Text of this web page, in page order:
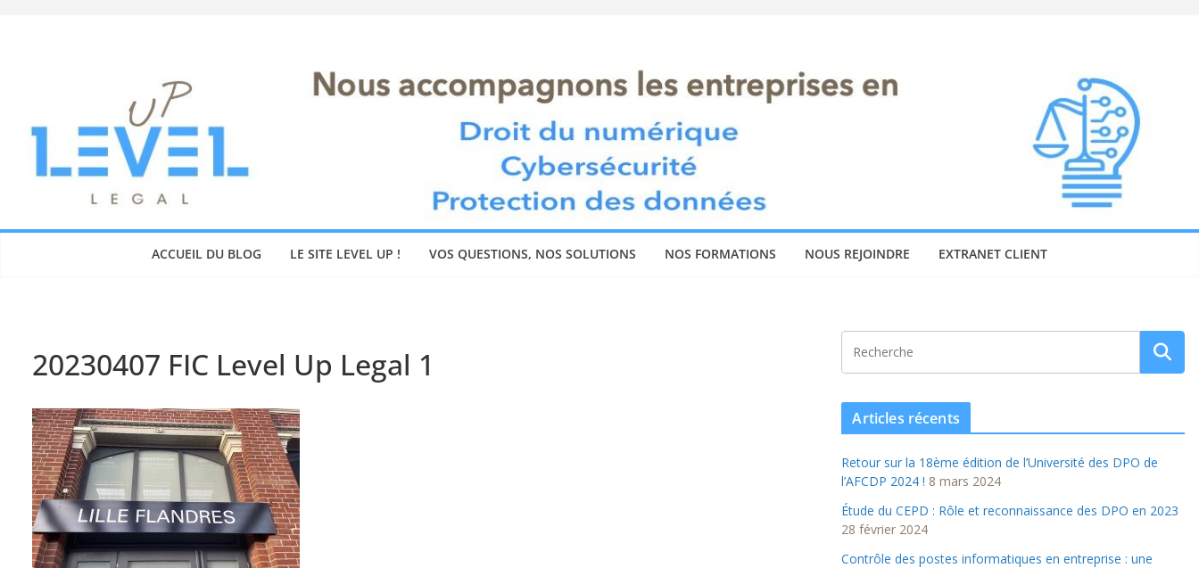
ACCUEIL DU BLOG LE SITE LEVEL UP ! VOS QUESTIONS, NOS SOLUTIONS NOS FORMATIONS NOUS REJOINDRE EXTRANET CLIENT
20230407 FIC Level Up Legal 1
Articles récents
Retour sur la 18ème édition de l’Université des DPO de
l’AFCDP 2024 ! 8 mars 2024
Étude du CEPD : Rôle et reconnaissance des DPO en 2023
28 février 2024
Contrôle des postes informatiques en entreprise : une